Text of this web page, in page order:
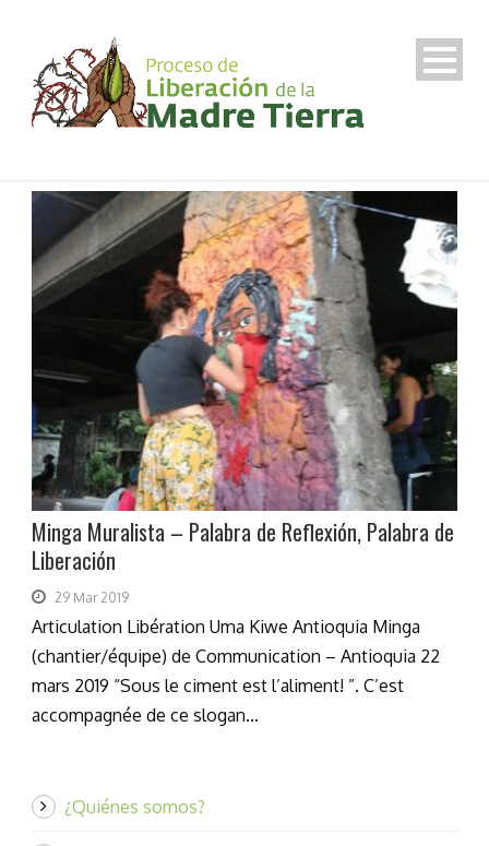
Minga Muralista – Palabra de Reflexión, Palabra de
Liberación
29 Mar 2019
Articulation Libération Uma Kiwe Antioquia Minga
(chantier/équipe) de Communication – Antioquia 22
mars 2019 “Sous le ciment est l’aliment! ”. C’est
accompagnée de ce slogan...
¿Quiénes somos?